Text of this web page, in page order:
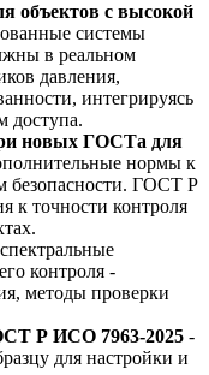
объектов с высокой
системы
в реальном
давления,
интегрируясь
доступа.
новых ГОСТа для
нормы к
безопасности. ГОСТ Р
к точности контроля
контроля -
методы проверки
Р ИСО 7963-2025 -
для настройки и